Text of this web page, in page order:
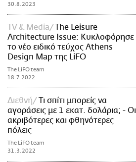
30.8.2023
TV & Media
The Leisure
Architecture Issue: Κυκλοφόρησε
το νέο ειδικό τεύχος Athens
Design Map της LiFO
The LiFO team
18.7.2022
Διεθνή
Τι σπίτι μπορείς να
αγοράσεις με 1 εκατ. δολάρια; - Οι
ακριβότερες και φθηνότερες
πόλεις
The LiFO team
31.3.2022